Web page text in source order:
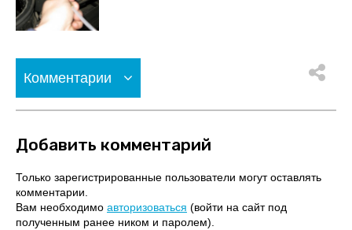
Комментарии
Добавить комментарий
Только зарегистрированные пользователи могут оставлять
комментарии.
Вам необходимо авторизоваться (войти на сайт под
полученным ранее ником и паролем).